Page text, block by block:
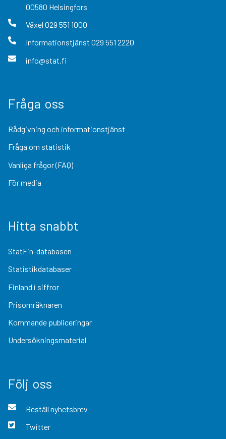
00580 Helsingfors
Växel 029 551 1000
Informationstjänst 029 551 2220
info@stat.fi
Fråga oss
Rådgivning och informationstjänst
Fråga om statistik
Vanliga frågor (FAQ)
För media
Hitta snabbt
StatFin-databasen
Statistikdatabaser
Finland i siffror
Prisomräknaren
Kommande publiceringar
Undersökningsmaterial
Följ oss
Beställ nyhetsbrev
Twitter